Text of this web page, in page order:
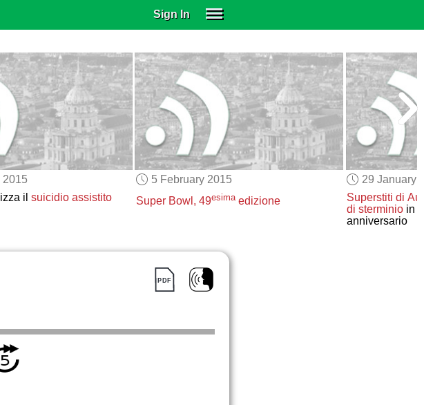
Sign In
SUBSCRIBE
EDUCATIONAL LICENSES
GIFT CARDS
OTHER LANGUAGES
ABOUT US
ALEXA
ADJUST COLORS
2015
il suicidio assistito
5 February 2015
Super Bowl, 49esimaedizione
29 January
Superstiti di
di sterminio in
anniversario